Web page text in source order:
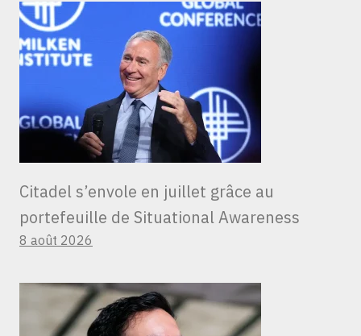
Citadel s’envole en juillet grâce au
portefeuille de Situational Awareness
8 août 2026